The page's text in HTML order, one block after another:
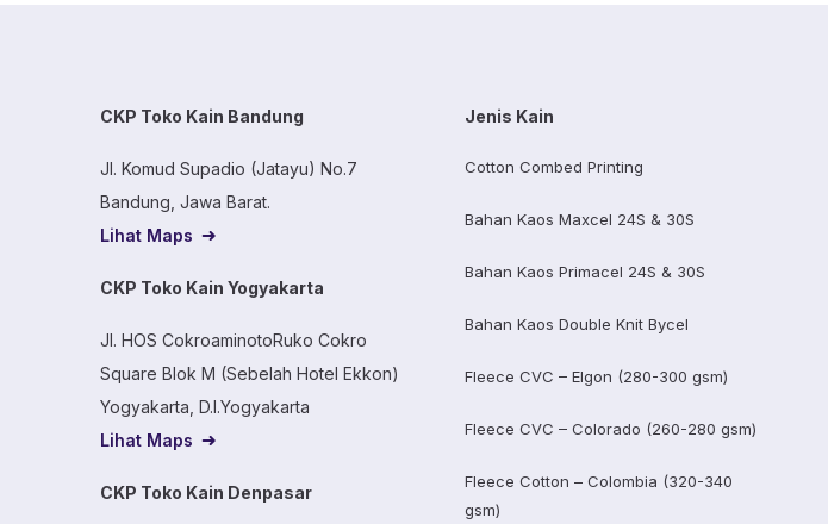
CKP Toko Kain Bandung
Jl. Komud Supadio (Jatayu) No.7
Bandung, Jawa Barat.
Lihat Maps
CKP Toko Kain Yogyakarta
Jl. HOS CokroaminotoRuko Cokro
Square Blok M (Sebelah Hotel Ekkon)
Yogyakarta, D.I.Yogyakarta
Lihat Maps
CKP Toko Kain Denpasar
Jenis Kain
Cotton Combed Printing
Bahan Kaos Maxcel 24S & 30S
Bahan Kaos Primacel 24S & 30S
Bahan Kaos Double Knit Bycel
Fleece CVC – Elgon (280-300 gsm)
Fleece CVC – Colorado (260-280 gsm)
Fleece Cotton – Colombia (320-340
gsm)